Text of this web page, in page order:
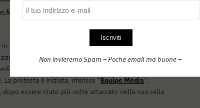
Khaya , dopo l’aggressione a Bojdour
Marocco da 10 anni, con ancora 15 da scontare. Si
a telefono con la sua famiglia solo pochi
Dal 13 gennaio 2021 Haddi è in sciopero della
protesta è iniziata, riferisce “ Équipe Média”,
essere stato più volte attaccato nella sua cella
Non invieremo Spam – Poche email ma buone –